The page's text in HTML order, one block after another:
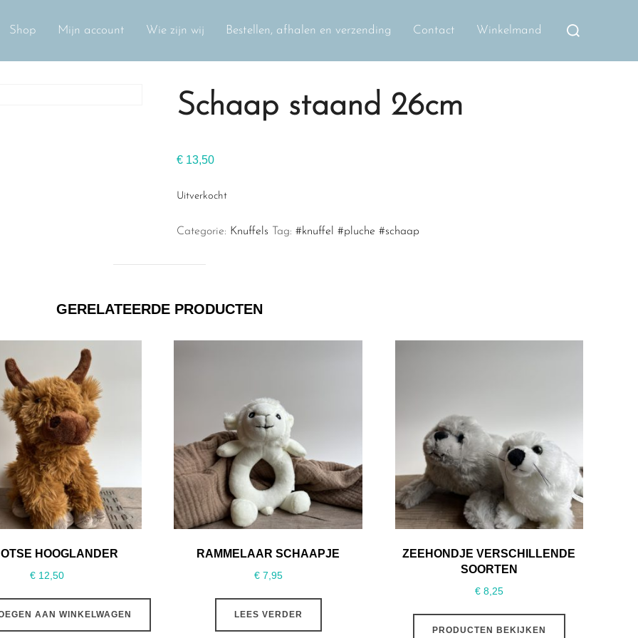
Shop Mijn account Wie zijn wij Bestellen, afhalen en verzending Contact Winkelmand
Zoek
Schaap staand 26cm
€ 13,50
Uitverkocht
Categorie: Knuffels Tag: #knuffel #pluche #schaap
GERELATEERDE PRODUCTEN
HOOGLANDER
€ 12,50
AAN WINKELWAGEN
RAMMELAAR SCHAAPJE
€7,95
LEES VERDER
ZEEHONDJE VERSCHILLENDE
SOORTEN
€8,25
PRODUCTEN BEKIJKEN